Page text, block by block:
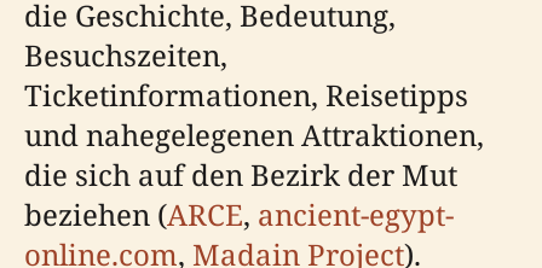
die Geschichte, Bedeutung,
Besuchszeiten,
Ticketinformationen, Reisetipps
und nahegelegenen Attraktionen,
die sich auf den Bezirk der Mut
beziehen (ARCE, ancient-egypt-
online.com, Madain Project).